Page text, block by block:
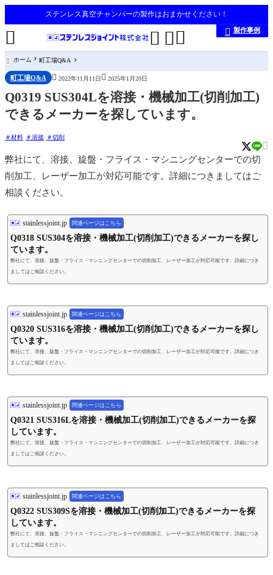
ステンレス真空チャンバーの製作はおまかせください！
 
  製作事例
 ホーム 町工場Q&A
町工場Q&A  2022年11月11日  2025年1月20日
Q0319 SUS304Lを溶接・機械加工(切削加工)
できるメーカーを探しています。
材料 溶接 切削

弊社にて、溶接、旋盤・フライス・マシニングセンターでの切
削加工、レーザー加工が対応可能です。詳細につきましてはご
相談ください。
stainlessjoint.jp 関連ページはこちら
Q0318 SUS304を溶接・機械加工(切削加工)できるメーカーを探し
ています。
弊社にて、溶接、旋盤・フライス・マシニングセンターでの切削加工、レーザー加工が対応可能です。詳細につき
ましてはご相談ください。
stainlessjoint.jp 関連ページはこちら
Q0320 SUS316を溶接・機械加工(切削加工)できるメーカーを探し
ています。
弊社にて、溶接、旋盤・フライス・マシニングセンターでの切削加工、レーザー加工が対応可能です。詳細につき
ましてはご相談ください。
stainlessjoint.jp 関連ページはこちら
Q0321 SUS316Lを溶接・機械加工(切削加工)できるメーカーを探
しています。
弊社にて、溶接、旋盤・フライス・マシニングセンターでの切削加工、レーザー加工が対応可能です。詳細につき
ましてはご相談ください。
stainlessjoint.jp 関連ページはこちら
Q0322 SUS309Sを溶接・機械加工(切削加工)できるメーカーを探
しています。
弊社にて、溶接、旋盤・フライス・マシニングセンターでの切削加工、レーザー加工が対応可能です。詳細につき
ましてはご相談ください。